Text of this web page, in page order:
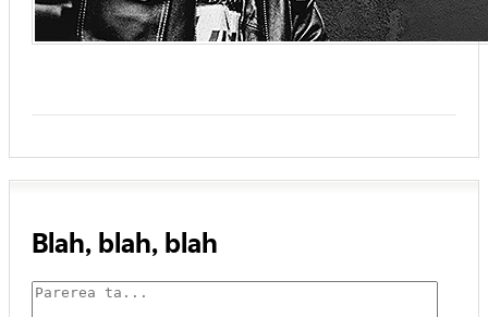
Blah, blah, blah